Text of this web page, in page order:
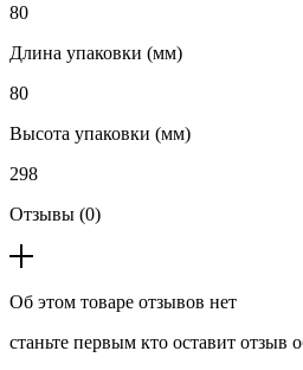
80
Длина упаковки (мм)
80
Высота упаковки (мм)
298
Отзывы (0)
Об этом товаре отзывов нет
станьте первым кто оставит отзыв